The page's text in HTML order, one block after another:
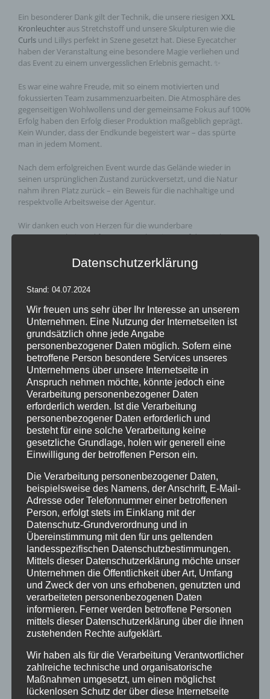
Ein besonderer Dank gilt der Technik, die unsere riesigen XXL
Kronleuchter aus Stretchstoff und unsere Skulpturen wie die
Curls und Lillys perfekt in Szene gesetzt hat. Diese Eyecatcher
haben der Veranstaltung eine besondere Magie verliehen und
das Event zu einem unvergesslichen Erlebnis gemacht. ✨
Es war eine wahre Freude, mit so einem motivierten und
fokussierten Team zusammenzuarbeiten. Die Atmosphäre des
gegenseitigen Wohlwollens und der gemeinsame Fokus auf 100%
Erfolg haben den Erfolg dieser Produktion maßgeblich geprägt.
Kein Wunder, dass der Endkunde begeistert war – das spürte
man in jedem Moment.
Nach dem erfolgreichen Event wurde das Gelände wieder in
seinen ursprünglichen Zustand zurückversetzt, und die Natur
nahm ihren Platz zurück – ein Beweis für die nachhaltige und
respektvolle Arbeitsweise der Agentur.
Wir danken euch von Herzen für die wunderbare
Zusammenarbeit und freuen uns schon jetzt auf das nächste
dabei gewesen zu sein. Bis bald! 🚀
#Eventdesign #Danke #Zeltdekoration #Kronleuchter
#Stretchstoff #Skulpturen #Nachhaltigkeit #30JahreErfahrung
#Seit1993 #TrendsforEvents #Eventdekoration
Foto von412 Events GmbH & co KG– Alle Rechte vorbehalten.
Andrea Rindle | 23. August 2024 | Stretch&Stoff
Überdachungen
| 0 Kommentare
Über den Autor:
Ähnliche Beiträge
Vom
Gentlemen’s
Club zum
Eventhighlight –
wie GALACTICA
den
Chesterfield-
Look neu
erfindet
Wenn eine
ganze Stadt im
Halloween-
Fieber ist…
Hinterlasse einen Kommentar
Kommentar
Datenschutzerklärung
Stand: 04.07.2024
Wir freuen uns sehr über Ihr Interesse an unserem
Unternehmen. Eine Nutzung der Internetseiten ist
grundsätzlich ohne jede Angabe
personenbezogener Daten möglich. Sofern eine
betroffene Person besondere Services unseres
Unternehmens über unsere Internetseite in
Anspruch nehmen möchte, könnte jedoch eine
Verarbeitung personenbezogener Daten
erforderlich werden. Ist die Verarbeitung
personenbezogener Daten erforderlich und
besteht für eine solche Verarbeitung keine
gesetzliche Grundlage, holen wir generell eine
Einwilligung der betroffenen Person ein.
Die Verarbeitung personenbezogener Daten,
beispielsweise des Namens, der Anschrift, E-Mail-
Adresse oder Telefonnummer einer betroffenen
Person, erfolgt stets im Einklang mit der
Datenschutz-Grundverordnung und in
Übereinstimmung mit den für uns geltenden
landesspezifischen Datenschutzbestimmungen.
Mittels dieser Datenschutzerklärung möchte unser
Unternehmen die Öffentlichkeit über Art, Umfang
und Zweck der von uns erhobenen, genutzten und
verarbeiteten personenbezogenen Daten
informieren. Ferner werden betroffene Personen
mittels dieser Datenschutzerklärung über die ihnen
zustehenden Rechte aufgeklärt.
Wir haben als für die Verarbeitung Verantwortlicher
zahlreiche technische und organisatorische
Maßnahmen umgesetzt, um einen möglichst
lückenlosen Schutz der über diese Internetseite